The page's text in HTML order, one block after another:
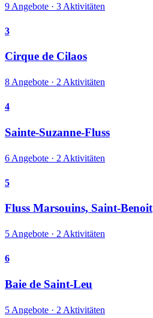
9 Angebote · 3 Aktivitäten
3
Cirque de Cilaos
8 Angebote · 2 Aktivitäten
4
Sainte-Suzanne-Fluss
6 Angebote · 2 Aktivitäten
5
Fluss Marsouins, Saint-Benoit
5 Angebote · 2 Aktivitäten
6
Baie de Saint-Leu
5 Angebote · 2 Aktivitäten